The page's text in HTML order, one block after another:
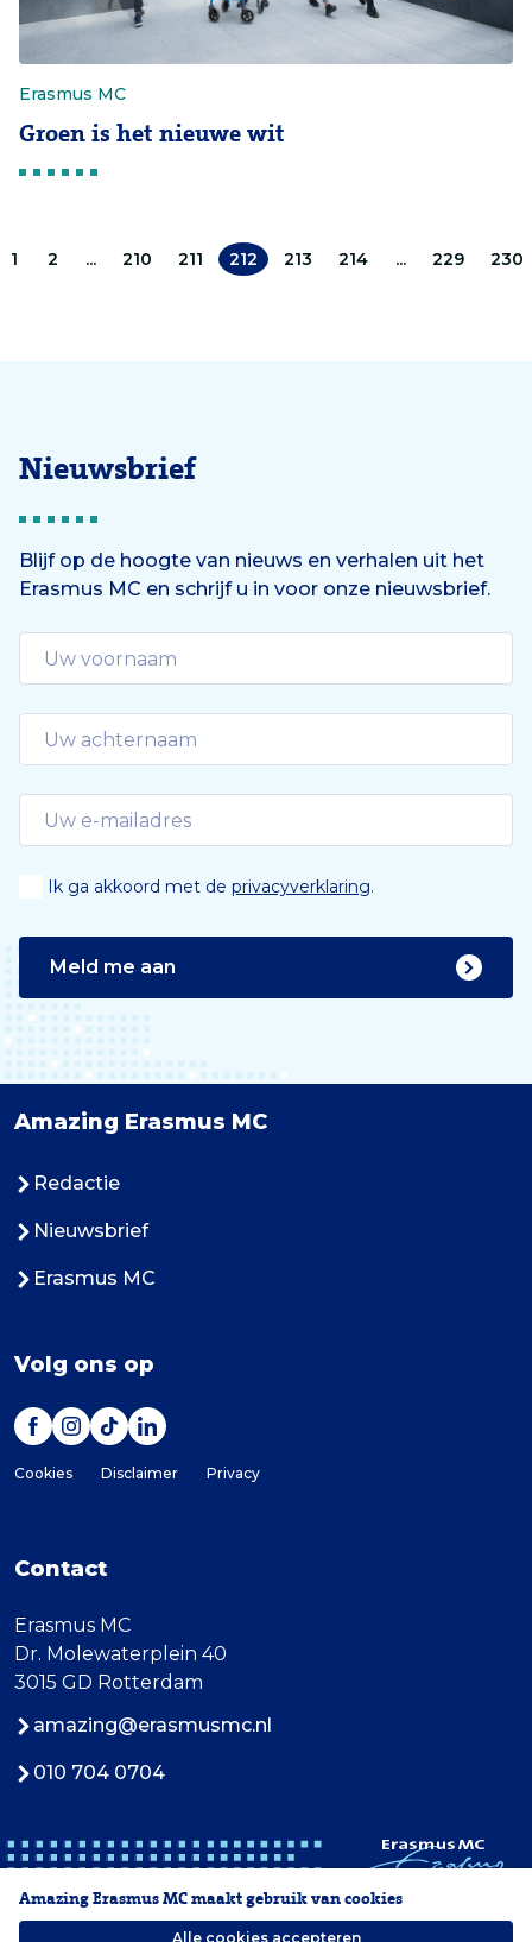
Erasmus MC
Groen is het nieuwe wit
1 2 ... 210 211 212 213 214 ... 229 230
Nieuwsbrief
Blijf op de hoogte van nieuws en verhalen uit het
Erasmus MC en schrijf u in voor onze nieuwsbrief.
Ik ga akkoord met de privacyverklaring.
Meld me aan
Amazing Erasmus MC
Redactie
Nieuwsbrief
Erasmus MC
Volg ons op
Cookies Disclaimer Privacy
Contact
Erasmus MC
Dr. Molewaterplein 40
3015 GD Rotterdam
amazing@erasmusmc.nl
010 704 0704
Amazing Erasmus MC maakt gebruik van cookies
Alle cookies accepteren